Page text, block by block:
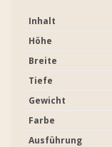
Inhalt
Höhe
Breite
Tiefe
Gewicht
Farbe
Ausführung